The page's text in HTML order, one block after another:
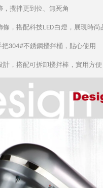
，攪拌更到位、無死角
條，搭配科技LED白燈，展現時尚
304#不銹鋼攪拌桶，貼心使用
計，搭配可拆卸攪拌棒，實用方便